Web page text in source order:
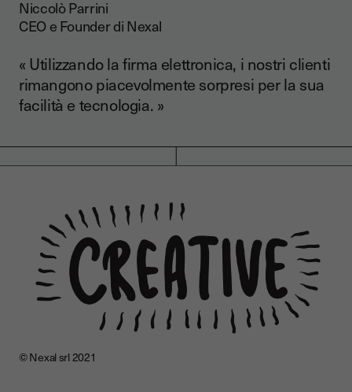
Niccolò Parrini
CEO e Founder di Nexal
« Utilizzando la firma elettronica, i nostri clienti
rimangono piacevolmente sorpresi per la sua
facilità e tecnologia. »
© Nexal srl 2021